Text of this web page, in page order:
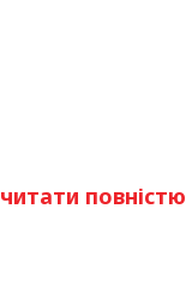
читати повністю